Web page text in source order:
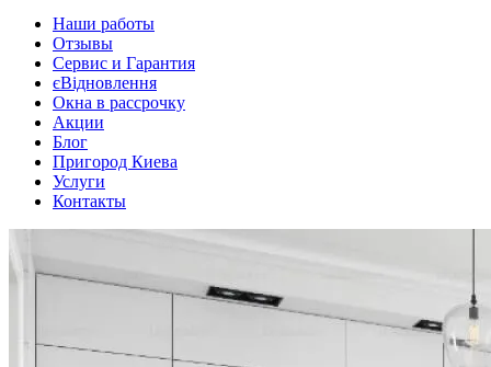
Наши работы
Отзывы
Сервис и Гарантия
єВідновлення
Окна в рассрочку
Акции
Блог
Пригород Киева
Услуги
Контакты